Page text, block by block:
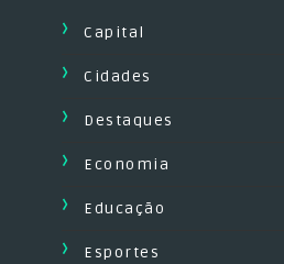
Capital
Cidades
Destaques
Economia
Educação
Esportes